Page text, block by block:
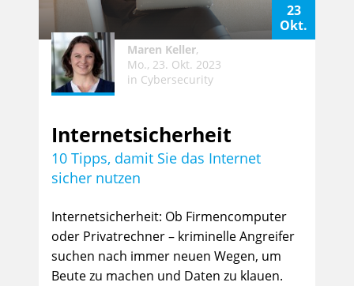
23
Okt.
Maren Keller,
Mo., 23. Okt. 2023
in Cybersecurity
Internetsicherheit
10 Tipps, damit Sie das Internet
sicher nutzen
Internetsicherheit: Ob Firmencomputer
oder Privatrechner – kriminelle Angreifer
suchen nach immer neuen Wegen, um
Beute zu machen und Daten zu klauen.